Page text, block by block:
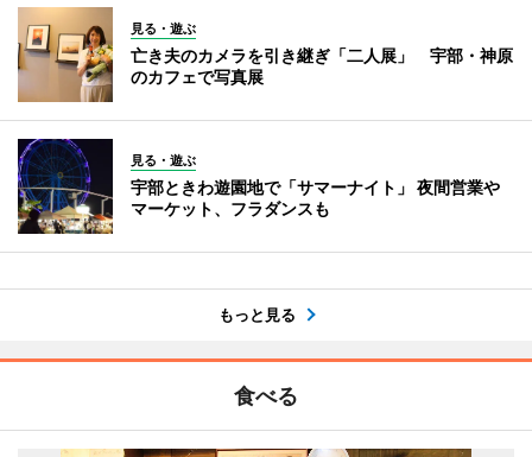
見る・遊ぶ
亡き夫のカメラを引き継ぎ「二人展」 宇部・神原
のカフェで写真展
見る・遊ぶ
宇部ときわ遊園地で「サマーナイト」 夜間営業や
マーケット、フラダンスも
もっと見る
食べる